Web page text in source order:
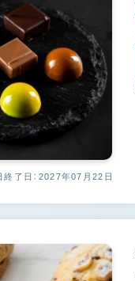
終了日：2027年07月22日